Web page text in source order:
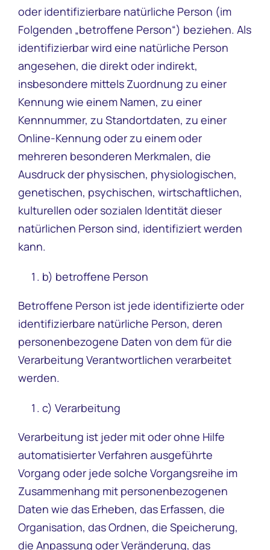
oder identifizierbare natürliche Person (im
Folgenden „betroffene Person“) beziehen. Als
identifizierbar wird eine natürliche Person
angesehen, die direkt oder indirekt,
insbesondere mittels Zuordnung zu einer
Kennung wie einem Namen, zu einer
Kennnummer, zu Standortdaten, zu einer
Online-Kennung oder zu einem oder
mehreren besonderen Merkmalen, die
Ausdruck der physischen, physiologischen,
genetischen, psychischen, wirtschaftlichen,
kulturellen oder sozialen Identität dieser
natürlichen Person sind, identifiziert werden
kann.
b) betroffene Person
Betroffene Person ist jede identifizierte oder
identifizierbare natürliche Person, deren
personenbezogene Daten von dem für die
Verarbeitung Verantwortlichen verarbeitet
werden.
c) Verarbeitung
Verarbeitung ist jeder mit oder ohne Hilfe
automatisierter Verfahren ausgeführte
Vorgang oder jede solche Vorgangsreihe im
Zusammenhang mit personenbezogenen
Daten wie das Erheben, das Erfassen, die
Organisation, das Ordnen, die Speicherung,
die Anpassung oder Veränderung, das